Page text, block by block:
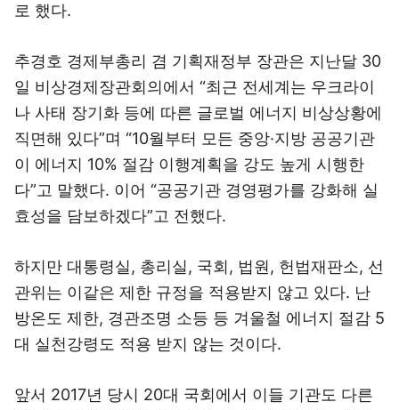
로 했다.
추경호 경제부총리 겸 기획재정부 장관은 지난달 30
일 비상경제장관회의에서 “최근 전세계는 우크라이
나 사태 장기화 등에 따른 글로벌 에너지 비상상황에
직면해 있다”며 “10월부터 모든 중앙·지방 공공기관
이 에너지 10% 절감 이행계획을 강도 높게 시행한
다”고 말했다. 이어 “공공기관 경영평가를 강화해 실
효성을 담보하겠다”고 전했다.
하지만 대통령실, 총리실, 국회, 법원, 헌법재판소, 선
관위는 이같은 제한 규정을 적용받지 않고 있다. 난
방온도 제한, 경관조명 소등 등 겨울철 에너지 절감 5
대 실천강령도 적용 받지 않는 것이다.
앞서 2017년 당시 20대 국회에서 이들 기관도 다른